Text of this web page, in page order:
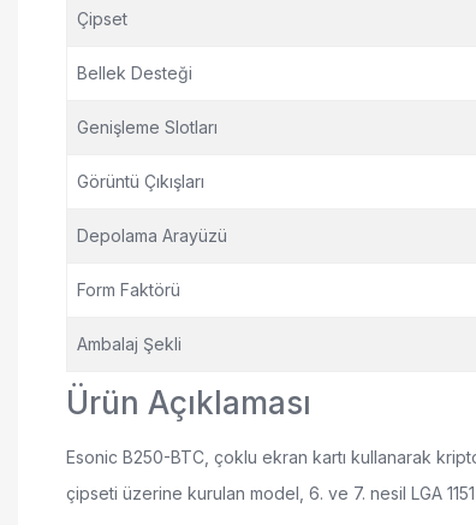
Çipset
Bellek Desteği
Genişleme Slotları
Görüntü Çıkışları
Depolama Arayüzü
Form Faktörü
Ambalaj Şekli
Ürün Açıklaması
Esonic B250-BTC, çoklu ekran kartı kullanarak
çipseti üzerine kurulan model, 6. ve 7. nesil LGA